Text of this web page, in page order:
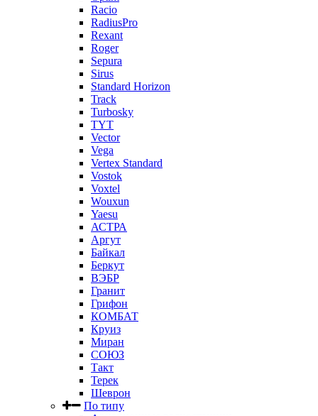
Racio
RadiusPro
Rexant
Roger
Sepura
Sirus
Standard Horizon
Track
Turbosky
TYT
Vector
Vega
Vertex Standard
Vostok
Voxtel
Wouxun
Yaesu
АСТРА
Аргут
Байкал
Беркут
ВЭБР
Гранит
Грифон
КОМБАТ
Круиз
Миран
СОЮЗ
Такт
Терек
Шеврон
По типу